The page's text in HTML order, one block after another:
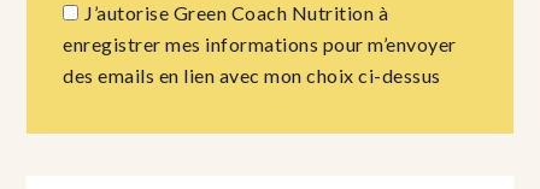
J’autorise Green Coach Nutrition à
enregistrer mes informations pour m’envoyer
des emails en lien avec mon choix ci-dessus